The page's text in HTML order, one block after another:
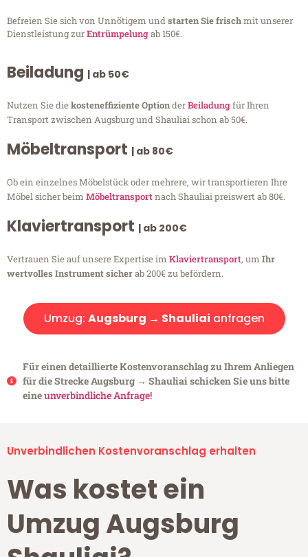
Befreien Sie sich von Unnötigem undstarten Sie frischmit unserer
Dienstleistung zurEntrümpelungab 150€.
Beiladung | ab 50€
Nutzen Sie diekosteneffiziente OptionderBeiladungfür Ihren
Transport zwischen Augsburg und Shauliai schon ab 50€.
Möbeltransport | ab 80€
Ob ein einzelnes Möbelstück oder mehrere, wir transportieren Ihre
Möbel sicher beim Möbeltransportnach Shauliai preiswert ab 80€.
Klaviertransport | ab 200€
Vertrauen Sie auf unsere Expertise im Klaviertransport, um Ihr
wertvolles Instrument sicherab 200€ zu befördern.
Umzug: Augsburg → Shauliai anfragen
Für einen detaillierte Kostenvoranschlag zu Ihrem Anliegen
für die Strecke Augsburg → Shauliai schicken Sie uns bitte
eineunverbindliche Anfrage!
Unverbindlichen Kostenvoranschlag erhalten
Was kostet ein
Umzug Augsburg